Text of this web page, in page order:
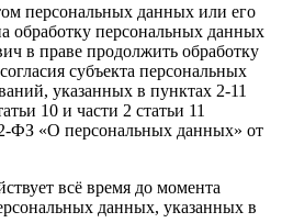
персональных данных или его
обработку персональных данных
в праве продолжить обработку
субъекта персональных
указанных в пунктах 2-11
10 и части 2 статьи 11
ФЗ «О персональных данных» от
всё время до момента
данных, указанных в